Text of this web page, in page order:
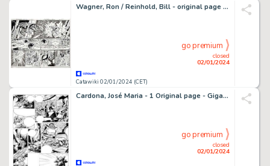
Wagner, Ron / Reinhold, Bill - original page Convergence : Green Lantern / Parallax #2 - (2015)
Catawiki 02/01/2024 (CET)
closed
02/01/2024
go premium
Cardona, José Maria - 1 Original page - Gigantik
closed
02/01/2024
go premium